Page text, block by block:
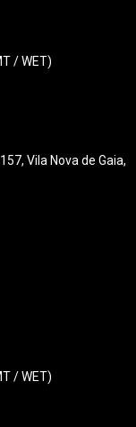
/ WET)
Vila Nova de Gaia,
/ WET)